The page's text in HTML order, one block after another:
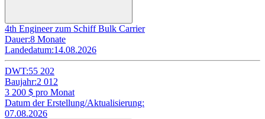
4th Engineer zum Schiff Bulk Carrier
Dauer:8 Monate
Landedatum:14.08.2026
DWT:55 202
Baujahr:2 012
3 200 $ pro Monat
Datum der Erstellung/Aktualisierung:
07.08.2026